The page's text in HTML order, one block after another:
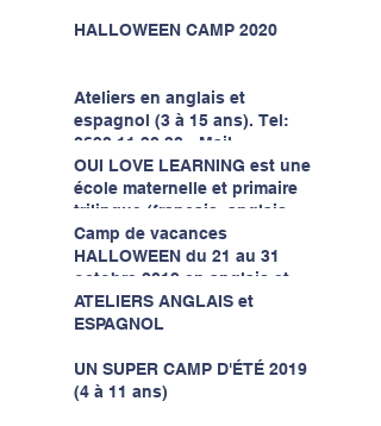
HALLOWEEN CAMP 2020
Ateliers en anglais et
espagnol (3 à 15 ans). Tel:
0690 11 30 30 - Mail:
contact@ollschools.com
OUI LOVE LEARNING est une
école maternelle et primaire
trilingue (français, anglais,
espagnol) qui r
Camp de vacances
HALLOWEEN du 21 au 31
octobre 2019 en anglais et
espagnol
ATELIERS ANGLAIS et
ESPAGNOL
UN SUPER CAMP D'ÉTÉ 2019
(4 à 11 ans)